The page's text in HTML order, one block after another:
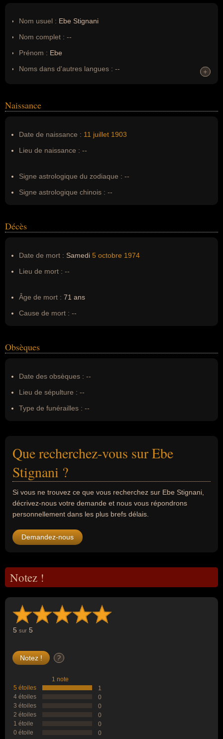
Nom usuel : Ebe Stignani
Nom complet : --
Prénom : Ebe
Noms dans d'autres langues : --
Nom de famille :Stignani
+
+
Naissance
Date de naissance : 11 juillet 1903
Lieu de naissance : --
Signe astrologique du zodiaque : --
Signe astrologique chinois : --
Décès
Date de mort : Samedi 5 octobre 1974
Lieu de mort : --
Âge de mort : 71 ans
Cause de mort : --
Obsèques
Date des obsèques : --
Lieu de sépulture : --
Type de funérailles : --
Que recherchez-vous sur Ebe
Stignani ?
Si vous ne trouvez ce que vous recherchez sur Ebe Stignani,
décrivez-nous votre demande et nous vous répondrons
personnellement dans les plus brefs délais.
Demandez-nous
Notez !
5 sur 5
?
1 note
5 étoiles
1
4 étoiles
0
3 étoiles
0
2 étoiles
0
1 étoile
0
0 étoile
0